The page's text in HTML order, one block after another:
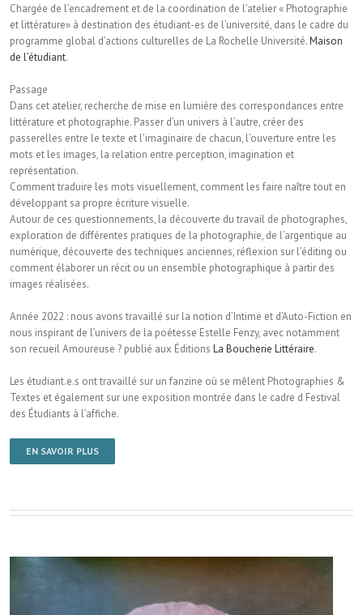
Chargée de l’encadrement et de la coordination de l’atelier « Photographie
et littérature» à destination des étudiant-es de l’université, dans le cadre du
programme global d’actions culturelles de La Rochelle Université.Maison
de l’étudiant.
Passage
Dans cet atelier, recherche de mise en lumière des correspondances entre
littérature et photographie. Passer d’un univers à l’autre, créer des
passerelles entre le texte et l’imaginaire de chacun, l’ouverture entre les
mots et les images, la relation entre perception, imagination et
représentation.
Comment traduire les mots visuellement, comment les faire naître tout en
développant sa propre écriture visuelle.
Autour de ces questionnements, la découverte du travail de photographes,
exploration de différentes pratiques de la photographie, de l’argentique au
numérique, découverte des techniques anciennes, réflexion sur l’éditing ou
comment élaborer un récit ou un ensemble photographique à partir des
images réalisées.
Année 2022 : nous avons travaillé sur la notion d’Intime et d’Auto-Fiction en
nous inspirant de l’univers de la poétesse Estelle Fenzy, avec notamment
son recueil Amoureuse ? publié aux Éditions La Boucherie Littéraire.
Les étudiant.e.s ont travaillé sur un fanzine où se mêlent Photographies &
Textes et également sur une exposition montrée dans le cadre d Festival
des Étudiants à l’affiche.
EN SAVOIR PLUS